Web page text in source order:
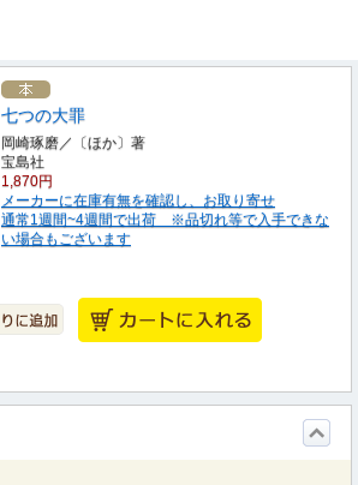
七つの大罪
岡崎琢磨／〔ほか〕著
宝島社
1,870円
メーカーに在庫有無を確認し、お取り寄せ
通常1週間~4週間で出荷 ※品切れ等で入手できな
い場合もございます